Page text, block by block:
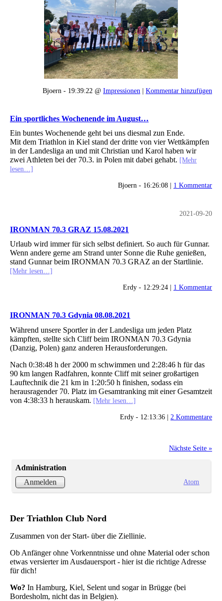
Bjoern - 19:39:22 @ Impressionen | Kommentar hinzufügen
Ein sportliches Wochenende im August…
Ein buntes Wochenende geht bei uns diesmal zun Ende.
Mit dem Triathlon in Kiel stand der dritte von vier Wettkämpfen
in der Landesliga an und mit Christian und Karol haben wir
zwei Athleten bei der 70.3. in Polen mit dabei gehabt. [Mehr
lesen…]
Bjoern - 16:26:08 | 1 Kommentar
2021-09-20
IRONMAN 70.3 GRAZ 15.08.2021
Urlaub wird immer für sich selbst definiert. So auch für Gunnar.
Wenn andere gerne am Strand unter Sonne die Ruhe genießen,
stand Gunnar beim IRONMAN 70.3 GRAZ an der Startlinie.
[Mehr lesen…]
Erdy - 12:29:24 | 1 Kommentar
IRONMAN 70.3 Gdynia 08.08.2021
Während unsere Sportler in der Landesliga um jeden Platz
kämpften, stellte sich Cliff beim IRONMAN 70.3 Gdynia
(Danzig, Polen) ganz anderen Herausforderungen.
Nach 0:38:48 h der 2000 m schwimmen und 2:28:46 h für das
90 km langen Radfahren, konnte Cliff mit seiner großartigen
Lauftechnik die 21 km in 1:20:50 h finishen, sodass ein
herausragender 70. Platz im Gesamtranking mit einer Gesamtzeit
von 4:38:33 h herauskam. [Mehr lesen…]
Erdy - 12:13:36 | 2 Kommentare
Nächste Seite »
Administration
Anmelden
Atom
Der Triathlon Club Nord
Zusammen von der Start- über die Ziellinie.
Ob Anfänger ohne Vorkenntnisse und ohne Material oder schon
etwas versierter im Ausdauersport - hier ist die richtige Adresse
für dich!
Wo? In Hamburg, Kiel, Selent und sogar in Brügge (bei
Bordesholm, nicht das in Belgien).